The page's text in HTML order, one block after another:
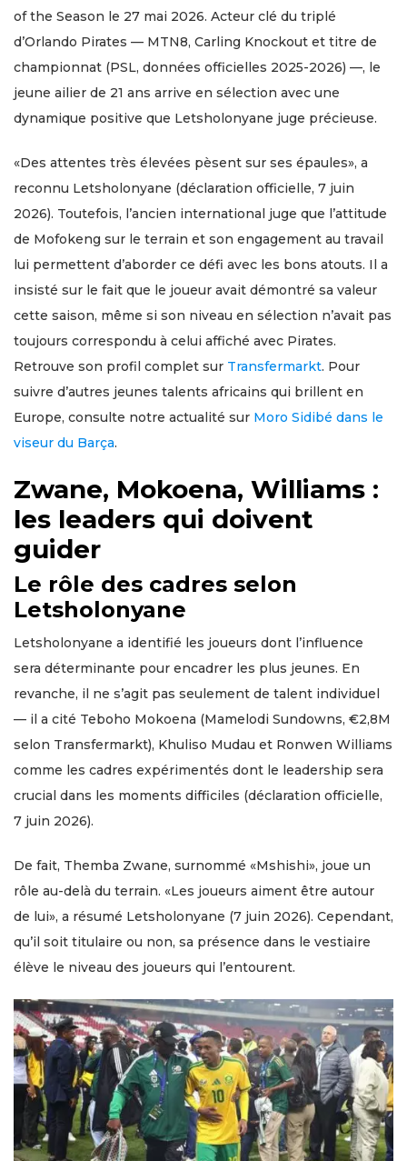
of the Season le 27 mai 2026. Acteur clé du triplé
d’Orlando Pirates — MTN8, Carling Knockout et titre de
championnat (PSL, données officielles 2025-2026) —, le
jeune ailier de 21 ans arrive en sélection avec une
dynamique positive que Letsholonyane juge précieuse.
«Des attentes très élevées pèsent sur ses épaules», a
reconnu Letsholonyane (déclaration officielle, 7 juin
2026). Toutefois, l’ancien international juge que l’attitude
de Mofokeng sur le terrain et son engagement au travail
lui permettent d’aborder ce défi avec les bons atouts. Il a
insisté sur le fait que le joueur avait démontré sa valeur
cette saison, même si son niveau en sélection n’avait pas
toujours correspondu à celui affiché avec Pirates.
Retrouve son profil complet sur Transfermarkt. Pour
suivre d’autres jeunes talents africains qui brillent en
Europe, consulte notre actualité sur Moro Sidibé dans le
viseur du Barça.
Zwane, Mokoena, Williams :
les leaders qui doivent
guider
Le rôle des cadres selon
Letsholonyane
Letsholonyane a identifié les joueurs dont l’influence
sera déterminante pour encadrer les plus jeunes. En
revanche, il ne s’agit pas seulement de talent individuel
— il a cité Teboho Mokoena (Mamelodi Sundowns, €2,8M
selon Transfermarkt), Khuliso Mudau et Ronwen Williams
comme les cadres expérimentés dont le leadership sera
crucial dans les moments difficiles (déclaration officielle,
7 juin 2026).
De fait, Themba Zwane, surnommé «Mshishi», joue un
rôle au-delà du terrain. «Les joueurs aiment être autour
de lui», a résumé Letsholonyane (7 juin 2026). Cependant,
qu’il soit titulaire ou non, sa présence dans le vestiaire
élève le niveau des joueurs qui l’entourent.